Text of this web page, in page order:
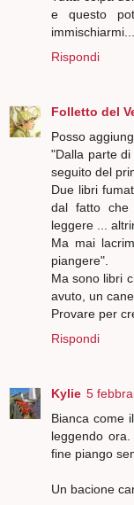
e questo
Rispondi
Folletto del
Posso
"Dalla parte
seguito del
Due libri
dal fatto che
leggere ...
Ma mai
piangere".
Ma sono libri
avuto, un cane.
Provare per
Rispondi
Kylie 5
Bianca come
leggendo
fine piango
Un bacione